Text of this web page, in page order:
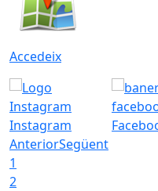
Accedeix
Instagram
AnteriorSegüent
1
2